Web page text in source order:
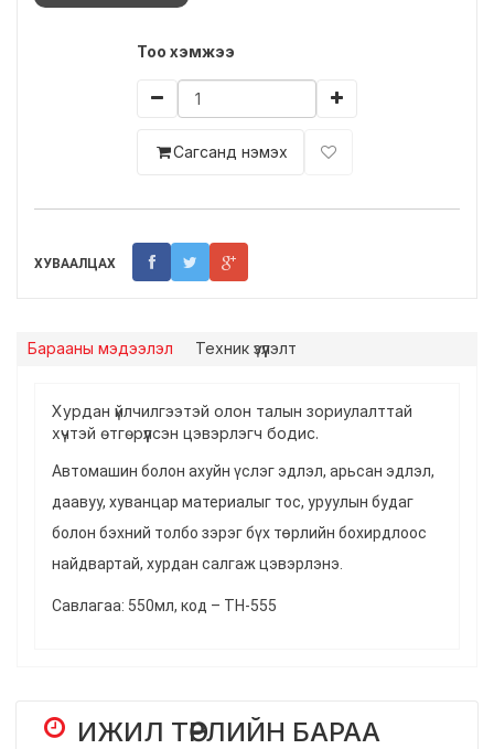
Тоо xэмжээ
Сагсанд нэмэх
ХУВААЛЦАХ
Барааны мэдээлэл Теxник үзүүлэлт
Хурдан үйлчилгээтэй олон талын зориулалттай
хүчтэй өтгөрүүлсэн цэвэрлэгч бодис.
Автомашин болон ахуйн үслэг эдлэл, арьсан эдлэл,
даавуу, хуванцар материалыг тос, уруулын будаг
болон бэхний толбо зэрэг бүх төрлийн бохирдлоос
найдвартай, хурдан салгаж цэвэрлэнэ.
Савлагаа: 550мл, код – ТН-555
ИЖИЛ ТӨРЛИЙН БАРАА